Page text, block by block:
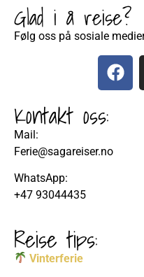
Glad i å reise?
Følg oss på sosiale
Kontakt oss:
Mail:
Ferie@sagareiser.no
WhatsApp:
+47 93044435
Reise tips:
Vinterferie